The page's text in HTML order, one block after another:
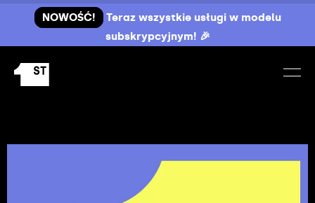
NOWOŚĆ!
Teraz wszystkie usługi w modelu
subskrypcyjnym! 🎉